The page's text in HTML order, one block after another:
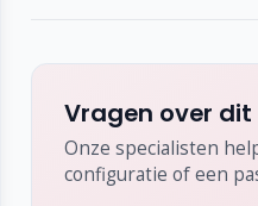
transport
Accessoirevak voor
randapparatuur
Lichtgewicht en
Vragen over
Onze specialisten
configuratie of een